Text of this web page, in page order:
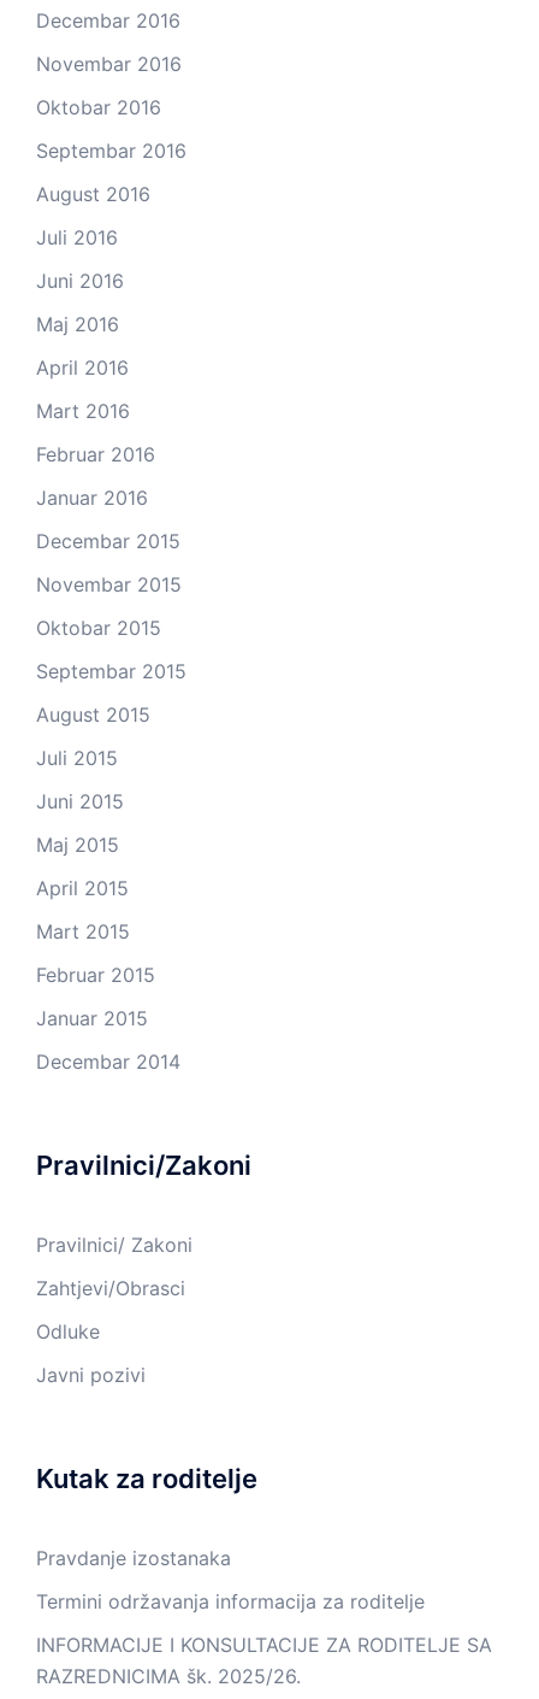
Decembar 2016
Novembar 2016
Oktobar 2016
Septembar 2016
August 2016
Juli 2016
Juni 2016
Maj 2016
April 2016
Mart 2016
Februar 2016
Januar 2016
Decembar 2015
Novembar 2015
Oktobar 2015
Septembar 2015
August 2015
Juli 2015
Juni 2015
Maj 2015
April 2015
Mart 2015
Februar 2015
Januar 2015
Decembar 2014
Pravilnici/Zakoni
Pravilnici/ Zakoni
Zahtjevi/Obrasci
Odluke
Javni pozivi
Kutak za roditelje
Pravdanje izostanaka
Termini održavanja informacija za roditelje
INFORMACIJE I KONSULTACIJE ZA RODITELJE SA
RAZREDNICIMA šk. 2025/26.